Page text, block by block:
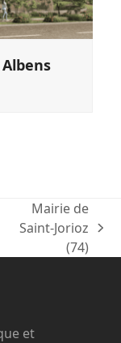
next
post:
Mairie de
Saint-Jorioz
(74)
et